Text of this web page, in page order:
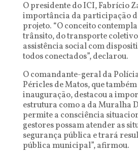
O presidente do ICI, Fabrício
importância da participação
projeto. “O conceito
trânsito, do transporte
assistência social com
todos conectados”, declarou.
O comandante-geral da
Péricles de Matos, que
inauguração, destacou a
estrutura como a da Muralha
permite a consciência
gestores possam atender as
segurança pública e trará
pública municipal”, afirmou.